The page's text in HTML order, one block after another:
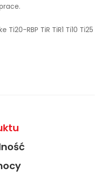
RBP TiR TiR1 Ti10 Ti25